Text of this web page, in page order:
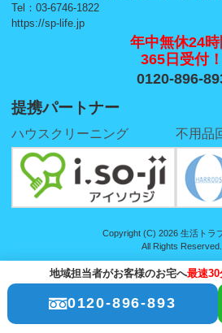
地域担当者がお客様のお宅へ最速30
0120-896-893
Tel：03-6746-1822
https://sp-life.jp
年中無休24時
365日受付！
0120-896-
提携パートナー
ハウスクリーニング 不用品
Copyright (C) 2026 生活トラ
All Rights Reserved.